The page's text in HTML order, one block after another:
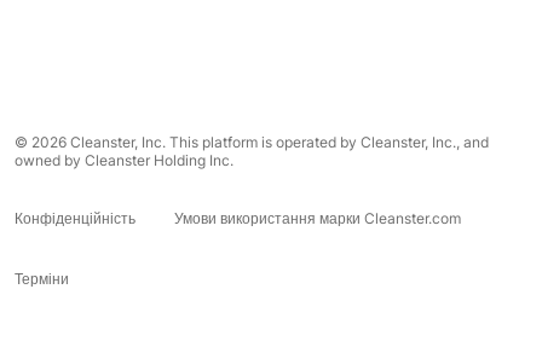
© 2026 Cleanster, Inc. This platform is operated by Cleanster, Inc., and
owned by Cleanster Holding Inc.
Конфіденційність Умови використання марки Cleanster.com
Терміни